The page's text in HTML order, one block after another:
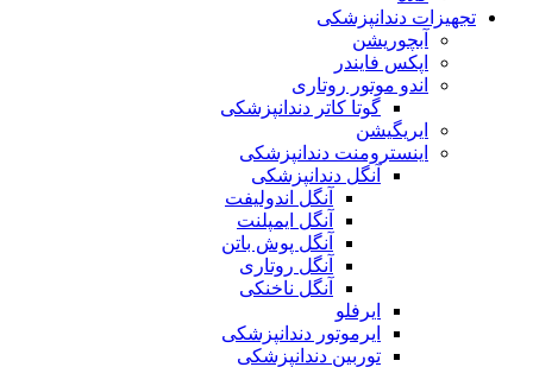
تجهیزات دندانپزشکی
آبچوریشن
اپکس فایندر
اندو موتور روتاری
گوتا کاتر دندانپزشکی
ایریگیشن
اینسترومنت دندانپزشکی
آنگل دندانپزشکی
آنگل اندوليفت
آنگل ايمپلنت
آنگل پوش باتن
آنگل روتاری
آنگل ناخنکی
ایرفلو
ایرموتور دندانپزشکی
توربین دندانپزشکی